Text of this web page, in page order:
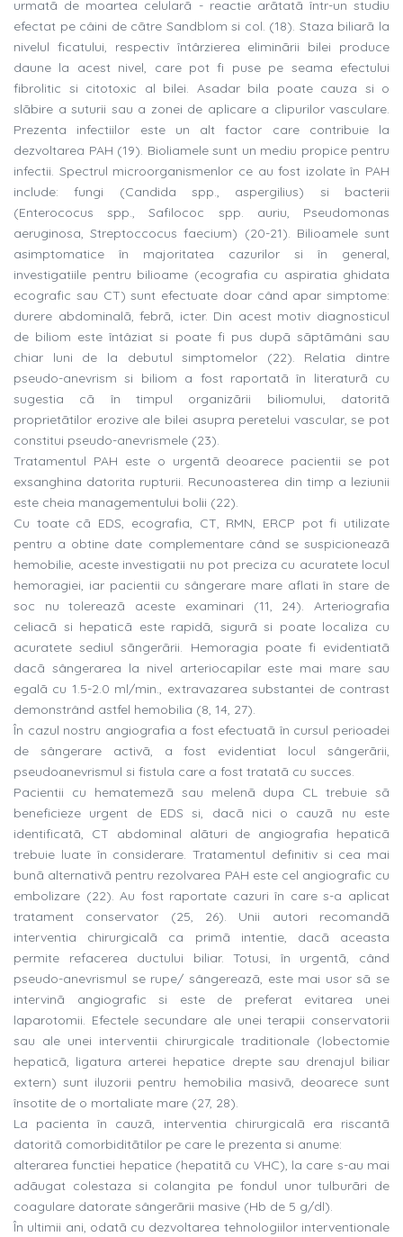
urmatã de moartea celularã - reactie arãtatã într-un studiu
efectat pe câini de cãtre Sandblom si col. (18). Staza biliarã la
nivelul ficatului, respectiv întârzierea eliminãrii bilei produce
daune la acest nivel, care pot fi puse pe seama efectului
fibrolitic si citotoxic al bilei. Asadar bila poate cauza si o
slãbire a suturii sau a zonei de aplicare a clipurilor vasculare.
Prezenta infectiilor este un alt factor care contribuie la
dezvoltarea PAH (19). Bioliamele sunt un mediu propice pentru
infectii. Spectrul microorganismenlor ce au fost izolate în PAH
include: fungi (Candida spp., aspergilius) si bacterii
(Enterococus spp., Safilococ spp. auriu, Pseudomonas
aeruginosa, Streptoccocus faecium) (20-21). Bilioamele sunt
asimptomatice în majoritatea cazurilor si în general,
investigatiile pentru bilioame (ecografia cu aspiratia ghidata
ecografic sau CT) sunt efectuate doar când apar simptome:
durere abdominalã, febrã, icter. Din acest motiv diagnosticul
de biliom este întâziat si poate fi pus dupã sãptãmâni sau
chiar luni de la debutul simptomelor (22). Relatia dintre
pseudo-anevrism si biliom a fost raportatã în literaturã cu
sugestia cã în timpul organizãrii biliomului, datoritã
proprietãtilor erozive ale bilei asupra peretelui vascular, se pot
constitui pseudo-anevrismele (23).
Tratamentul PAH este o urgentã deoarece pacientii se pot
exsanghina datorita rupturii. Recunoasterea din timp a leziunii
este cheia managementului bolii (22).
Cu toate cã EDS, ecografia, CT, RMN, ERCP pot fi utilizate
pentru a obtine date complementare când se suspicioneazã
hemobilie, aceste investigatii nu pot preciza cu acuratete locul
hemoragiei, iar pacientii cu sângerare mare aflati în stare de
soc nu tolereazã aceste examinari (11, 24). Arteriografia
celiacã si hepaticã este rapidã, sigurã si poate localiza cu
acuratete sediul sãngerãrii. Hemoragia poate fi evidentiatã
dacã sângerarea la nivel arteriocapilar este mai mare sau
egalã cu 1.5-2.0 ml/min., extravazarea substantei de contrast
demonstrând astfel hemobilia (8, 14, 27).
În cazul nostru angiografia a fost efectuatã în cursul perioadei
de sângerare activã, a fost evidentiat locul sângerãrii,
pseudoanevrismul si fistula care a fost tratatã cu succes.
Pacientii cu hematemezã sau melenã dupa CL trebuie sã
beneficieze urgent de EDS si, dacã nici o cauzã nu este
identificatã, CT abdominal alãturi de angiografia hepaticã
trebuie luate în considerare. Tratamentul definitiv si cea mai
bunã alternativã pentru rezolvarea PAH este cel angiografic cu
embolizare (22). Au fost raportate cazuri în care s-a aplicat
tratament conservator (25, 26). Unii autori recomandã
interventia chirurgicalã ca primã intentie, dacã aceasta
permite refacerea ductului biliar. Totusi, în urgentã, când
pseudo-anevrismul se rupe/ sângereazã, este mai usor sã se
intervinã angiografic si este de preferat evitarea unei
laparotomii. Efectele secundare ale unei terapii conservatorii
sau ale unei interventii chirurgicale traditionale (lobectomie
hepaticã, ligatura arterei hepatice drepte sau drenajul biliar
extern) sunt iluzorii pentru hemobilia masivã, deoarece sunt
însotite de o mortaliate mare (27, 28).
La pacienta în cauzã, interventia chirurgicalã era riscantã
datoritã comorbiditãtilor pe care le prezenta si anume:
alterarea functiei hepatice (hepatitã cu VHC), la care s-au mai
adãugat colestaza si colangita pe fondul unor tulburãri de
coagulare datorate sângerãrii masive (Hb de 5 g/dl).
În ultimii ani, odatã cu dezvoltarea tehnologiilor interventionale